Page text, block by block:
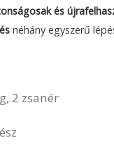
és
néhány egyszerű
2 zsanér